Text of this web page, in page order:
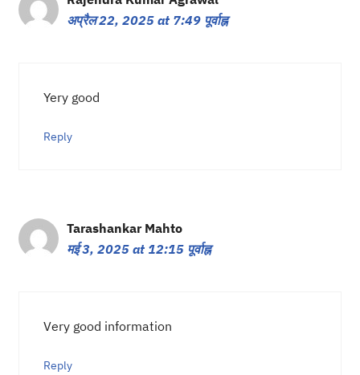
अप्रैल 22, 2025 at 7:49 पूर्वाह्न
Yery good
Reply
Tarashankar Mahto
मई 3, 2025 at 12:15 पूर्वाह्न
Very good information
Reply